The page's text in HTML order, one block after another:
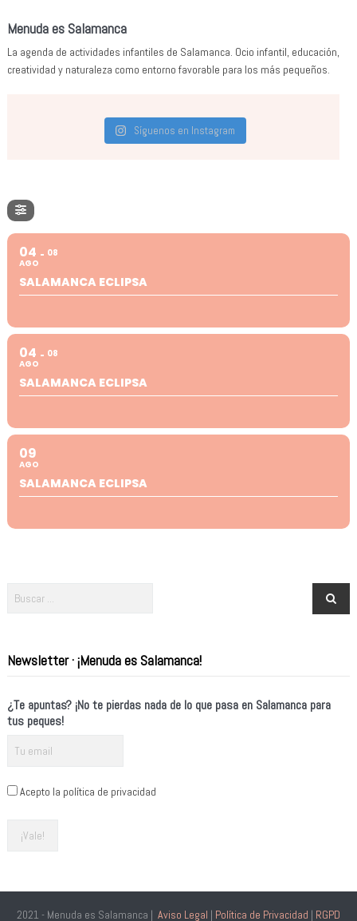
Menuda es Salamanca
La agenda de actividades infantiles de Salamanca. Ocio infantil, educación,
creatividad y naturaleza como entorno favorable para los más pequeños.
Síguenos en Instagram
04
AGO
08
SALAMANCA ECLIPSA
04
AGO
08
SALAMANCA ECLIPSA
09
AGO
SALAMANCA ECLIPSA
Newsletter · ¡Menuda es Salamanca!
¿Te apuntas? ¡No te pierdas nada de lo que pasa en Salamanca para
tus peques!
Acepto la política de privacidad
2021 - Menuda es Salamanca | Aviso Legal | Política de Privacidad | RGPD